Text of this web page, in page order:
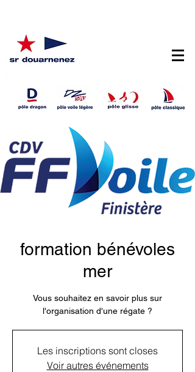
formation bénévoles
mer
Vous souhaitez en savoir plus sur
l'organisation d'une régate ?
Les inscriptions sont closes
Voir autres événements